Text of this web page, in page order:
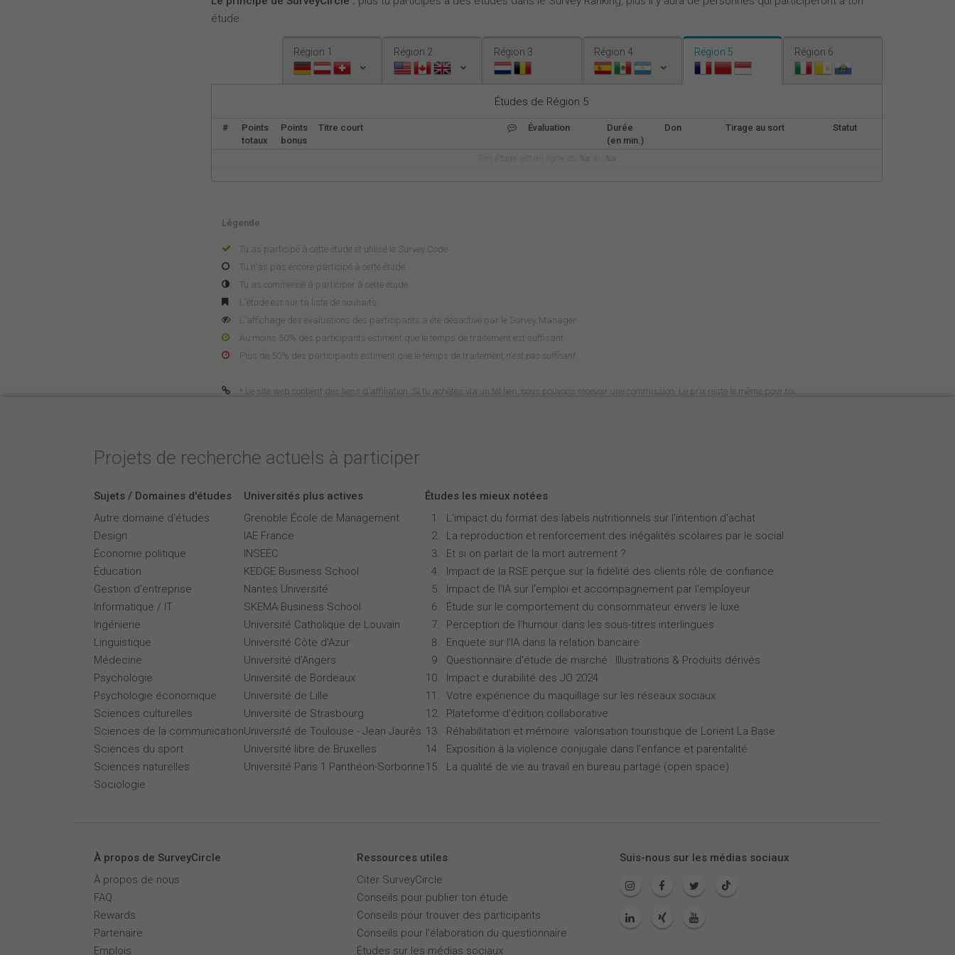
étude.
Région 1 Région 2 Région 3 Région 4 Région 5 Région 6
Études de Région 5
#
Points
totaux
Points
bonus
Titre court Évaluation
Durée
(en min.)
Don Tirage au sort Statut
Légende
Tu as participé à cette étude et utilisé le Survey Code
Tu n'as pas encore participé à cette étude
Tu as commencé à participer à cette étude
L'étude est sur ta liste de souhaits
L'affichage des évaluations des participants a été désactivé par le Survey Manager
Au moins 50% des participants estiment que le temps de traitement est suffisant
Plus de 50% des participants estiment que le temps de traitement n'est pas suffisant
* Le site web contient des liens d'affiliation. Si tu achètes via un tel lien, nous pouvons recevoir une commission. Le prix reste le même pour toi.
Projets de recherche actuels à participer
Sujets / Domaines d'études
Autre domaine d'études
Design
Économie politique
Éducation
Gestion d'entreprise
Informatique / IT
Ingénierie
Linguistique
Médecine
Psychologie
Psychologie économique
Sciences culturelles
Sciences de la communication
Sciences du sport
Sciences naturelles
Sociologie
Universités plus actives
Grenoble École de Management
IAE France
INSEEC
KEDGE Business School
Nantes Université
SKEMA Business School
Université Catholique de Louvain
Université Côte d'Azur
Université d'Angers
Université de Bordeaux
Université de Lille
Université de Strasbourg
Université de Toulouse - Jean Jaurès
Université libre de Bruxelles
Université Paris 1 Panthéon-Sorbonne
Études les mieux notées
L'impact du format des labels nutritionnels sur l'intention d'achat
La reproduction et renforcement des inégalités scolaires par le social
Et si on parlait de la mort autrement ?
Impact de la RSE perçue sur la fidélité des clients rôle de confiance
Impact de l'IA sur l'emploi et accompagnement par l'employeur
Étude sur le comportement du consommateur envers le luxe
Perception de l'humour dans les sous-titres interlingues
Enquete sur l'IA dans la relation bancaire
Questionnaire d'étude de marché : Illustrations & Produits dérivés
Impact e durabilité des JO 2024
Votre expérience du maquillage sur les réseaux sociaux
Plateforme d'édition collaborative
Réhabilitation et mémoire: valorisation touristique de Lorient La Base
Exposition à la violence conjugale dans l'enfance et parentalité
La qualité de vie au travail en bureau partagé (open space)
À propos de SurveyCircle
À propos de nous
FAQ
Rewards
Partenaire
Emplois
Ressources utiles
Citer SurveyCircle
Conseils pour publier ton étude
Conseils pour trouver des participants
Conseils pour l'élaboration du questionnaire
Études sur les médias sociaux
Suis-nous sur les médias sociaux
Español